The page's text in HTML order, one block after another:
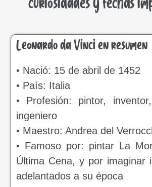
curiosidades y fechas
Leonardo da Vinci en resumen
• Nació: 15 de abril de 1452
• País: Italia
• Profesión: pintor,
ingeniero
• Maestro: Andrea del
• Famoso por: pintar La
Última Cena, y por imaginar
adelantados a su época